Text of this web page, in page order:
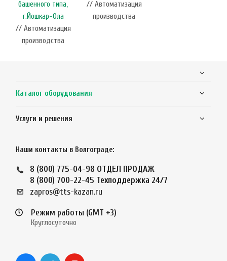
башенного типа,
г.Йошкар-Ола
// Автоматизация
производства
// Автоматизация
производства
Каталог оборудования
Услуги и решения
Наши контакты в Волгограде:
8 (800) 775-04-98 ОТДЕЛ ПРОДАЖ
8 (800) 700-22-45 Техподдержка 24/7
zapros@tts-kazan.ru
Режим работы (GMT +3)
Круглосуточно